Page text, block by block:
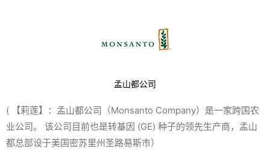
孟山都公司
( 【莉莲】：孟山都公司（Monsanto Company）是一家跨国农
业公司。 该公司目前也是转基因 (GE) 种子的领先生产商，孟山
都总部设于美国密苏里州圣路易斯市）